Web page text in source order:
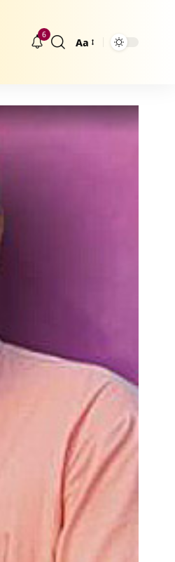
6
Größenänderung
Aa